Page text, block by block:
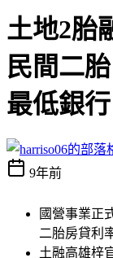
土地2胎
民間二
最低銀行
9年前
國營事業正
二胎房貸利
土融高雄梓